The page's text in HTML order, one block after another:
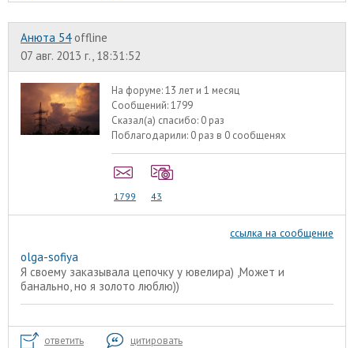
Анюта 54 offline
07 авг. 2013 г., 18:31:52
На форуме:13 лет и 1 месяц
Сообщений:1799
Сказал(а) спасибо: 0 раз
Поблагодарили: 0 раз в 0 сообщенях
1799 43
ссылка на сообщение
olga-sofiya
Я своему заказывала цепочку у ювелира) ,Может и
банально, но я золото люблю))
ответить цитировать